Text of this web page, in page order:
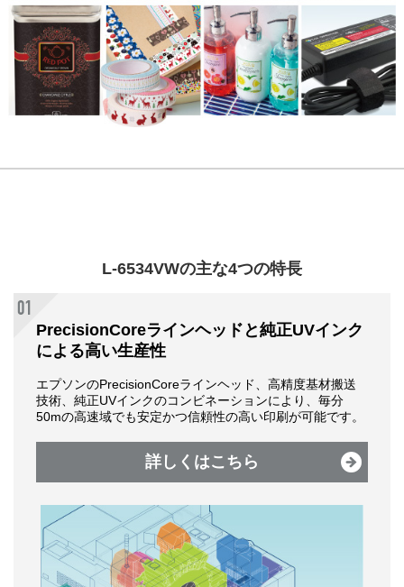
L-6534VWの主な4つの特長
PrecisionCoreラインヘッドと純正UVインク
による高い生産性
エプソンのPrecisionCoreラインヘッド、⾼精度基材搬送
技術、純正UVインクのコンビネーションにより、毎分
50mの⾼速域でも安定かつ信頼性の⾼い印刷が可能です。
詳しくはこちら